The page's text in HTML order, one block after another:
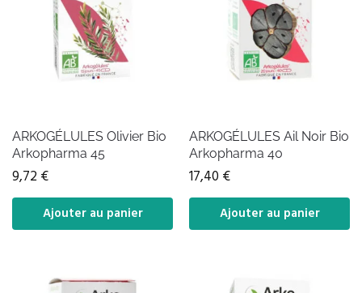
ARKOGÉLULES Olivier Bio
Arkopharma 45
9,72 €
Ajouter au panier
ARKOGÉLULES Ail Noir Bio
Arkopharma 40
17,40 €
Ajouter au panier